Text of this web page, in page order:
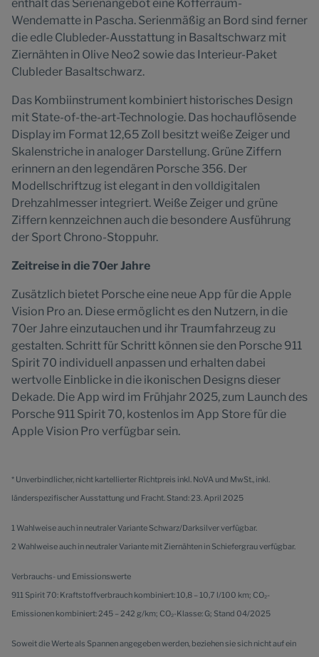
enthält das Serienangebot eine Kofferraum-
Wendematte in Pascha. Serienmäßig an Bord sind ferner
die edle Clubleder-Ausstattung in Basaltschwarz mit
Ziernähten in Olive Neo2 sowie das Interieur-Paket
Clubleder Basaltschwarz.
Das Kombiinstrument kombiniert historisches Design
mit State-of-the-art-Technologie. Das hochauflösende
Display im Format 12,65 Zoll besitzt weiße Zeiger und
Skalenstriche in analoger Darstellung. Grüne Ziffern
erinnern an den legendären Porsche 356. Der
Modellschriftzug ist elegant in den volldigitalen
Drehzahlmesser integriert. Weiße Zeiger und grüne
Ziffern kennzeichnen auch die besondere Ausführung
der Sport Chrono-Stoppuhr.
Zeitreise in die 70er Jahre
Zusätzlich bietet Porsche eine neue App für die Apple
Vision Pro an. Diese ermöglicht es den Nutzern, in die
70er Jahre einzutauchen und ihr Traumfahrzeug zu
gestalten. Schritt für Schritt können sie den Porsche 911
Spirit 70 individuell anpassen und erhalten dabei
wertvolle Einblicke in die ikonischen Designs dieser
Dekade. Die App wird im Frühjahr 2025, zum Launch des
Porsche 911 Spirit 70, kostenlos im App Store für die
Apple Vision Pro verfügbar sein.
* Unverbindlicher, nicht kartellierter Richtpreis inkl. NoVA und MwSt., inkl.
länderspezifischer Ausstattung und Fracht. Stand: 23. April 2025
1 Wahlweise auch in neutraler Variante Schwarz/Darksilver verfügbar.
2 Wahlweise auch in neutraler Variante mit Ziernähten in Schiefergrau verfügbar.
Verbrauchs- und Emissionswerte
911 Spirit 70: Kraftstoffverbrauch kombiniert: 10,8 – 10,7 l/100 km; CO₂-
Emissionen kombiniert: 245 – 242 g/km; CO₂-Klasse: G; Stand 04/2025
Soweit die Werte als Spannen angegeben werden, beziehen sie sich nicht auf ein